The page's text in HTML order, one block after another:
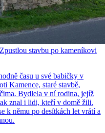
stavbu po kameníkovi
času u své babičky v
Kamence, staré stavbě,
Bydlela v ní rodina, jejíž
znal i lidi, kteří v domě žili.
k němu po desítkách let vrátí a